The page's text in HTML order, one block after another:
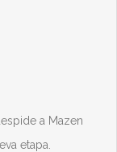
a Mazen
etapa.